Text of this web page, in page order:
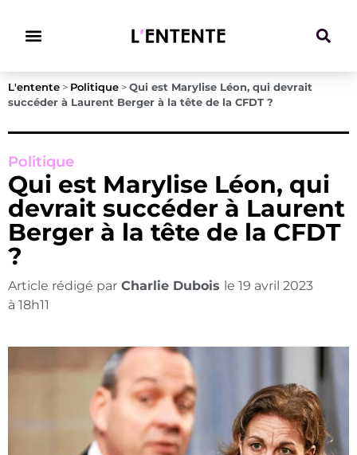
L'entente > Politique > Qui est Marylise Léon, qui devrait
succéder à Laurent Berger à la tête de la CFDT ?
Politique
Qui est Marylise Léon, qui
devrait succéder à Laurent
Berger à la tête de la CFDT
?
Article rédigé par Charlie Dubois le 19 avril 2023
à 18h11